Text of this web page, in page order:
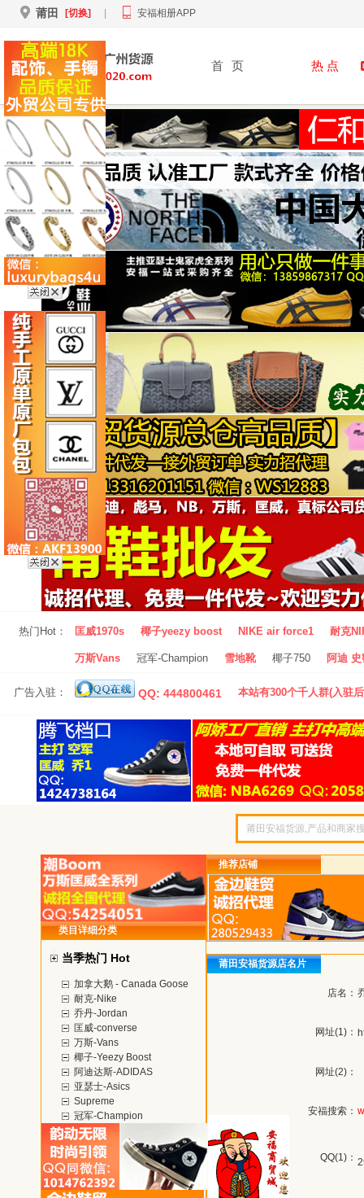
莆田 [切换] 安福相册APP
首 页 热 点
热门Hot： 匡威1970s 椰子yeezy boost NIKE air force1 耐克
万斯Vans 冠军-Champion 雪地靴 椰子750 阿迪
广告入驻： QQ: 444800461 本站有300个千人群(入驻
类目详细分类
当季热门 Hot
加拿大鹅 - Canada Goose
耐克-Nike
乔丹-Jordan
匡威-converse
万斯-Vans
椰子-Yeezy Boost
阿迪达斯-ADIDAS
亚瑟士-Asics
Supreme
冠军-Champion
推荐店铺
莆田安福货源店名片
店名：
网址(1)：
网址(2)：
安福搜索：
QQ(1)：